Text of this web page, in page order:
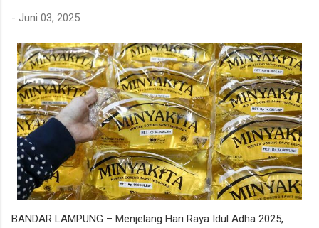
- Juni 03, 2025
BANDAR LAMPUNG – Menjelang Hari Raya Idul Adha 2025,